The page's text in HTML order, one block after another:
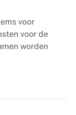
voor
voor de
worden